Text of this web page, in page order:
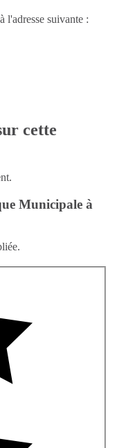
l'adresse suivante :
cette
Municipale à